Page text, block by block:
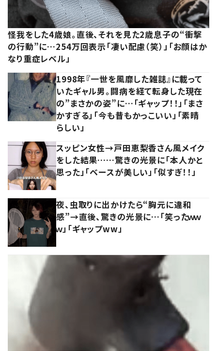
怪我をした4歳娘。直後、それを見た2歳息子の“衝撃
の行動”に…254万回表示「凄い配慮（笑）」「お顔はか
なり重症レベル」
1998年『一世を風靡した雑誌』に載って
いたギャル男。闘病を経て転身した現在
の”まさかの姿”に…「ギャップ！！」「まさ
かすぎる」「今も昔もかっこいい」「素晴
らしい」
スッピン女性→戸田恵梨香さん風メイク
をした結果……驚きの光景に「本人かと
思った」「ベースが美しい」「似すぎ！！」
夜、虫取りに出かけたら“胸元に違和
感”→直後、驚きの光景に…「笑ったｗｗ
ｗ」「ギャップww」